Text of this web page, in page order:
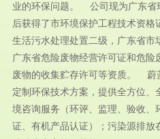
业的环保问题。 公司现为广东省
后获得了市环境保护工程技术资格
生活污水处理处置二级，广东省市
广东省危险废物经营许可证和危
废物的收集贮存许可等资质。
定制环保技术方案，提供全方位
境咨询服务（环评、监理、验收、
证、有机产品认证）；污染源排放